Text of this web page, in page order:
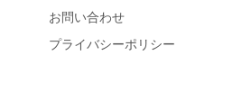
お問い合わせ
プライバシーポリシー